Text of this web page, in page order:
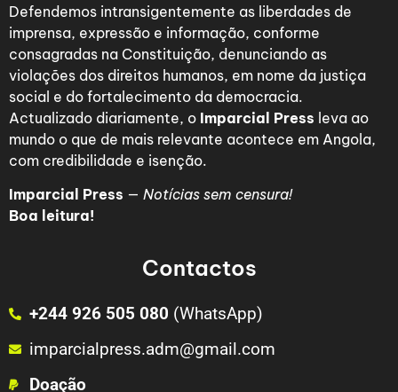
Defendemos intransigentemente as liberdades de
imprensa, expressão e informação, conforme
consagradas na Constituição, denunciando as
violações dos direitos humanos, em nome da justiça
social e do fortalecimento da democracia.
Actualizado diariamente, o Imparcial Press leva ao
mundo o que de mais relevante acontece em Angola,
com credibilidade e isenção.
Imparcial Press — Notícias sem censura!
Boa leitura!
Contactos
+244 926 505 080 (WhatsApp)
imparcialpress.adm@gmail.com
Doação